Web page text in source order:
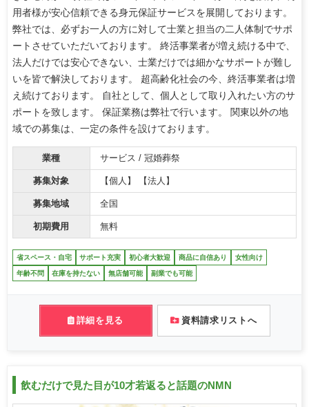
用者様が安心信頼できる身元保証サービスを展開しております。
弊社では、必ずお一人の方に対して士業と担当の二人体制でサポ
ートさせていただいております。 終活事業者が増え続ける中で、
法人だけでは安心できない、士業だけでは細かなサポートが難し
いを皆で解決しております。 超高齢化社会の今、終活事業者は増
え続けております。 自社として、個人として取り入れたい方のサ
ポートを致します。 保証業務は弊社で行います。 関東以外の地
域での募集は、一定の条件を設けております。
業種 サービス / 冠婚葬祭
募集対象 【個人】 【法人】
募集地域 全国
初期費用 無料
省スペース・自宅 サポート充実 初心者大歓迎 商品に自信あり 女性向け
年齢不問 在庫を持たない 無店舗可能 副業でも可能
詳細を見る 資料請求リストへ
飲むだけで見た目が10才若返ると話題のNMN